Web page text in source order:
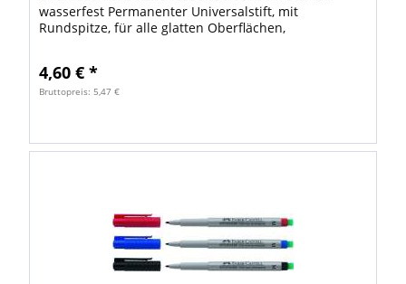
wasserfest Permanenter Universalstift, mit
Rundspitze, für alle glatten Oberflächen,
4,60 € *
Bruttopreis: 5,47 €